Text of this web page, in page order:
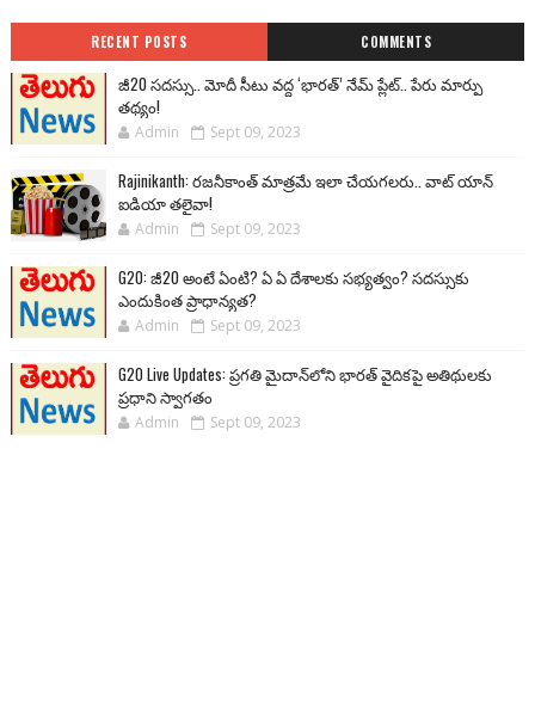
RECENT POSTS COMMENTS
జీ20 సదస్సు.. మోదీ సీటు వద్ద ‘భారత్’ నేమ్ ప్లేట్‌.. పేరు మార్పు
తథ్యం!
Admin Sept 09, 2023
Rajinikanth: రజనీకాంత్ మాత్రమే ఇలా చేయగలరు.. వాట్ యాన్
ఐడియా తలైవా!
Admin Sept 09, 2023
G20: జీ20 అంటే ఏంటి? ఏ ఏ దేశాలకు సభ్యత్వం? సదస్సుకు
ఎందుకింత ప్రాధాన్యత?
Admin Sept 09, 2023
G20 Live Updates: ప్రగతి మైదాన్‌లోని భారత్ వైదికపై అతిథులకు
ప్రధాని స్వాగతం
Admin Sept 09, 2023